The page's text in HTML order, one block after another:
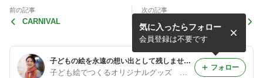
前の記事
CARNIVAL
次の記事
子どもの絵を永遠の想い出として残しませんか？
子ども絵でつくるオリジナルグッズ ＠イラストレーター・りゃん
気に入ったらフォロー
会員登録は不要です
フォロー